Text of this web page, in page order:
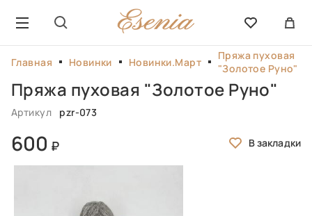
Главная Новинки Новинки.Март
Пряжа пуховая
"Золотое Руно"
Пряжа пуховая "Золотое Руно"
Артикул pzr-073
600